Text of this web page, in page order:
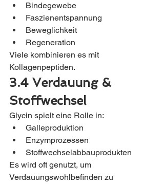
Bindegewebe
Faszienentspannung
Beweglichkeit
Regeneration
Viele kombinieren es mit
Kollagenpeptiden.
3.4 Verdauung &
Stoffwechsel
Glycin spielt eine Rolle in:
Galleproduktion
Enzymprozessen
Stoffwechselabbauprodukten
Es wird oft genutzt, um
Verdauungswohlbefinden zu